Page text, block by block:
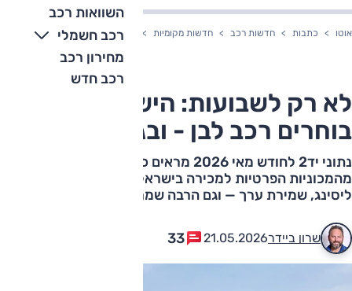
השוואות רכב
רכב חשמלי
מחירון רכב
רכב חדש
אוטו כתבות חדשות רכב חדשות מקומיות לא רק לשבועות: הישראלים עדיין
לא רק לשבועות: הישראלים עדיין
בוחרים רכב לבן - ובגדול
מהמכוניות הפרטיות למכירה בישראל הן לבנות. הסיבות: חום,
ליסינג, שמירת ערך — וגם הרבה שמרנות צרכנית
שרון ביידר21.05.2026
33